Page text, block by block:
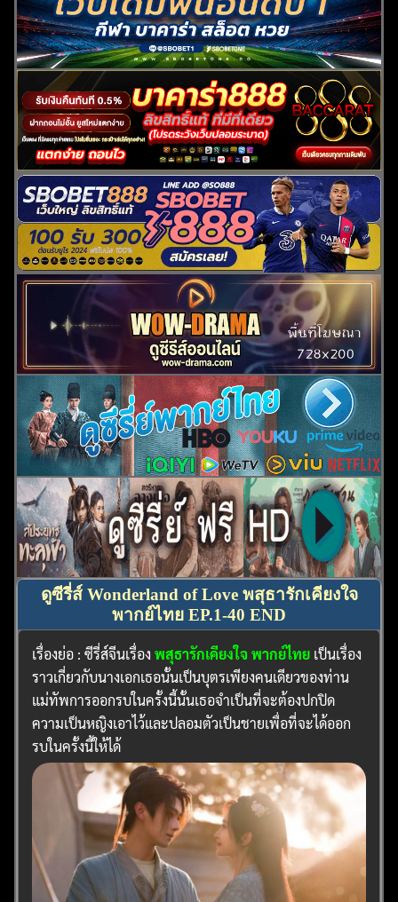
ค้นหา
สำหรับ:
ดูซีรี่ส์ Wonderland of Love พสุธารักเคียงใจ
พากย์ไทย EP.1-40 END
เรื่องย่อ : ซีรี่ส์จีนเรื่องพสุธารักเคียงใจ พากย์ไทย เป็นเรื่อง
ราวเกี่ยวกับนางเอกเธอนั้นเป็นบุตรเพียงคนเดียวของท่าน
แม่ทัพการออกรบในครั้งนี้นั้นเธอจำเป็นที่จะต้องปกปิด
ความเป็นหญิงเอาไว้และปลอมตัวเป็นชายเพื่อที่จะได้ออก
รบในครั้งนี้ให้ได้